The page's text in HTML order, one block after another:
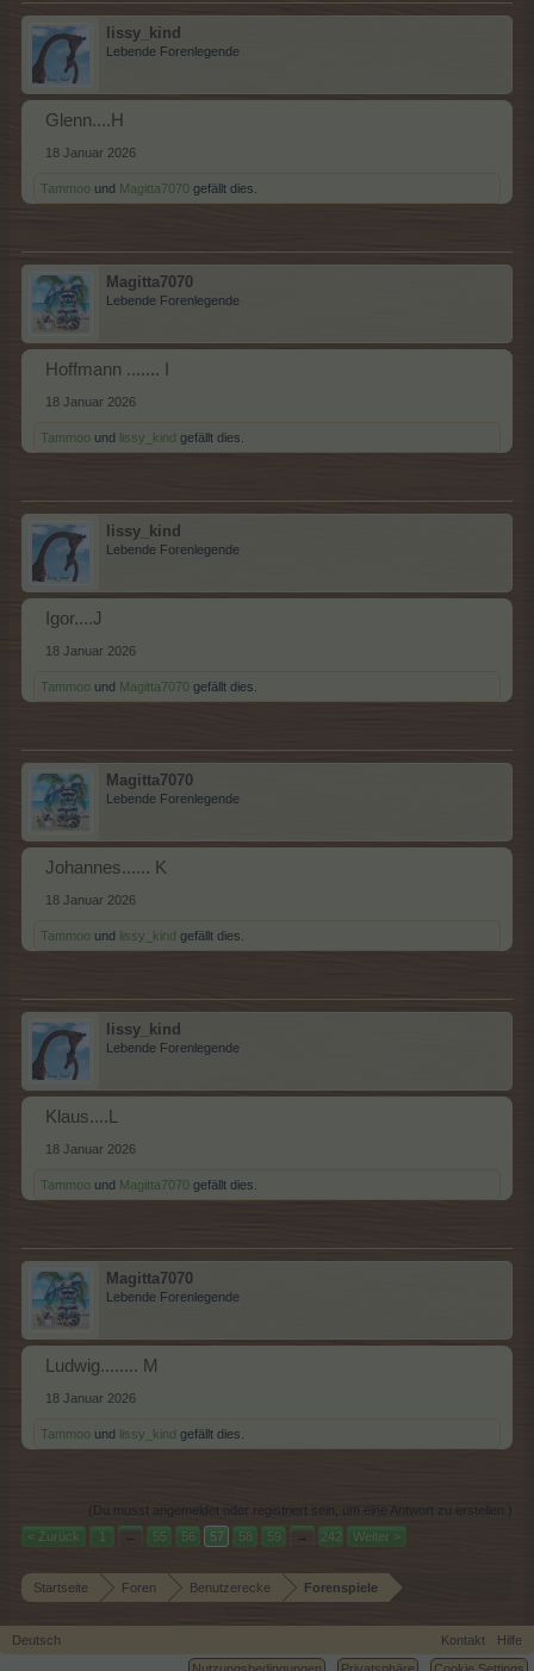
lissy_kind
Lebende Forenlegende
Glenn....H
18 Januar 2026
Tammoo und Magitta7070 gefällt dies.
Magitta7070
Lebende Forenlegende
Hoffmann ....... I
18 Januar 2026
Tammoo und lissy_kind gefällt dies.
lissy_kind
Lebende Forenlegende
Igor....J
18 Januar 2026
Tammoo und Magitta7070 gefällt dies.
Magitta7070
Lebende Forenlegende
Johannes...... K
18 Januar 2026
Tammoo und lissy_kind gefällt dies.
lissy_kind
Lebende Forenlegende
Klaus....L
18 Januar 2026
Tammoo und Magitta7070 gefällt dies.
Magitta7070
Lebende Forenlegende
Ludwig........ M
18 Januar 2026
Tammoo und lissy_kind gefällt dies.
(Du musst angemeldet oder registriert sein, um eine Antwort zu erstellen.)
< Zurück
1 ← 55 56 57 58 59 → 242 Weiter >
Startseite Foren Benutzerecke Forenspiele
Deutsch Kontakt
Hilfe